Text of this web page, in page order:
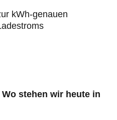
kWh-genauen
stehen wir heute in